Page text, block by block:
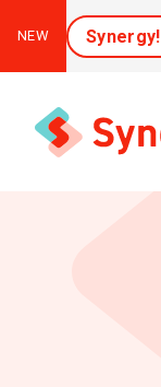
NEW Synergy!